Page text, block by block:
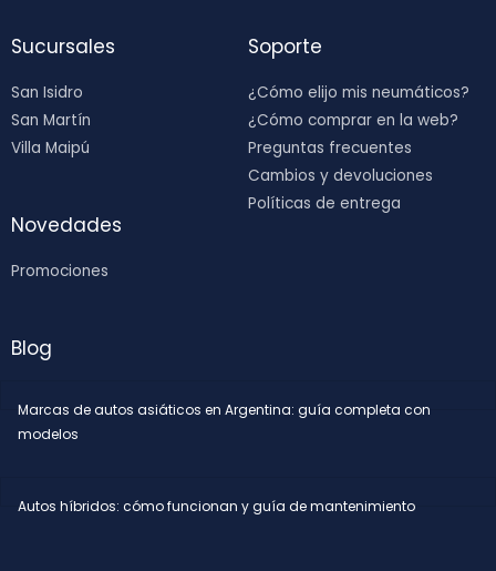
Sucursales
San Isidro
San Martín
Villa Maipú
Novedades
Promociones
Soporte
¿Cómo elijo mis neumáticos?
¿Cómo comprar en la web?
Preguntas frecuentes
Cambios y devoluciones
Políticas de entrega
Blog
Marcas de autos asiáticos en Argentina: guía completa con
modelos
Autos híbridos: cómo funcionan y guía de mantenimiento